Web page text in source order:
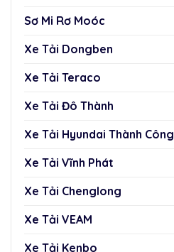
Sơ Mi Rơ Moóc
Xe Tải Dongben
Xe Tải Teraco
Xe Tải Đô Thành
Xe Tải Hyundai Thành Công
Xe Tải Vĩnh Phát
Xe Tải Chenglong
Xe Tải VEAM
Xe Tải Kenbo